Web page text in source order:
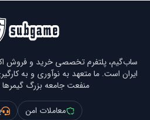
ساب‌گیم، پلتفرم تخصصی خرید و فروش
ایران است. ما متعهد به نوآوری و به
منفعت جامعه بزرگ گیمرها
معاملات امن